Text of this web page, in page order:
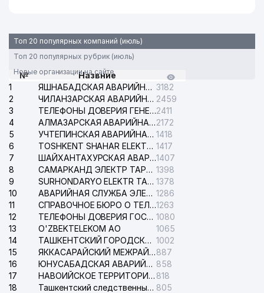
Топ 20 популярных компаний (июль)
Топ 20 популярных рубрик (июль)
Новые организации на сайте
№
Назвние
1
ЯШНАБАДСКАЯ АВАРИЙНАЯ СЛУЖБА ЭЛЕКТРОСЕТИ 3182
2
ЧИЛАНЗАРСКАЯ АВАРИЙНАЯ СЛУЖБА ЭЛЕКТРОСЕТИ 2459
3
ТЕЛЕФОНЫ ДОВЕРИЯ ГЕНЕРАЛЬНОЙ ПРОКУРАТУРЫ РЕСПУБЛИКИ УЗБЕКИСТАН2411
4
АЛМАЗАРСКАЯ АВАРИЙНАЯ СЛУЖБА ЭЛЕКТРОСЕТИ2172
5
УЧТЕПИНСКАЯ АВАРИЙНАЯ СЛУЖБА ЭЛЕКТРОСЕТИ 1418
6
TOSHKENT SHAHAR ELEKTR TARMOQLARI KORXONASI АО 1417
7
ШАЙХАНТАХУРСКАЯ АВАРИЙНАЯ СЛУЖБА ЭЛЕКТРОСЕТИ1407
8
САМАРКАНД ЭЛЕКТР ТАРМОКЛАРИ АО 1398
9
SURHONDARYO ELEKTR TARMOKLARI АО 1378
10
АВАРИЙНАЯ СЛУЖБА ЭЛЕКТРОСЕТИ ТАШКЕНТСКОГО РАЙОНА 1286
11
СПРАВОЧНОЕ БЮРО О ТЕЛЕФОНАХ ОРГАНИЗАЦИЙ г. ТАШКЕНТА1263
12
ТЕЛЕФОНЫ ДОВЕРИЯ ГОСУДАРСТВЕННОГО ЦЕНТРА ТЕСТИРОВАНИЯ 1080
13
O'ZBEKTELEKOM АО
1065
14
ТАШКЕНТСКИЙ ГОРОДСКОЙ СУД ПО ГРАЖДАНСКИМ ДЕЛАМ 1002
15
ЯККАСАРАЙСКИЙ МЕЖРАЙОННЫЙ СУД ПО ГРАЖДАНСКИМ ДЕЛАМ887
16
ЮНУСАБАДСКАЯ АВАРИЙНАЯ СЛУЖБА ЭЛЕКТРОСЕТИ 858
17
НАВОИЙСКОЕ ТЕРРИТОРИАЛЬНОЕ ПРЕДПРИЯТИЕ ЭЛЕКТРОСЕТИ АО 818
18
Ташкентский следственный изолятор 805